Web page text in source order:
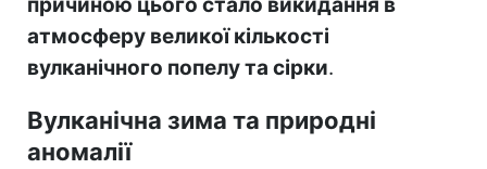
атмосферу великої кількості
вулканічного попелу та сірки.
Вулканічна зима та природні
аномалії